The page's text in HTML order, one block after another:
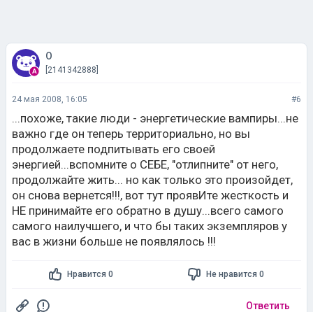
О
[2141342888]
24 мая 2008, 16:05 #6
...похоже, такие люди - энергетические вампиры...не
важно где он теперь территориально, но вы
продолжаете подпитывать его своей
энергией...вспомните о СЕБЕ, "отлипните" от него,
продолжайте жить... но как только это произойдет,
он снова вернется!!!, вот тут проявИте жесткость и
НЕ принимайте его обратно в душу...всего самого
самого наилучшего, и что бы таких экземпляров у
вас в жизни больше не появлялось !!!
Нравится 0 Не нравится 0
Ответить